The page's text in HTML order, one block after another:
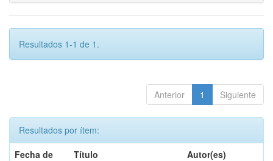
Resultados 1-1 de 1.
Anterior 1 Siguiente
Resultados por ítem:
Fecha de
Título Autor(es)